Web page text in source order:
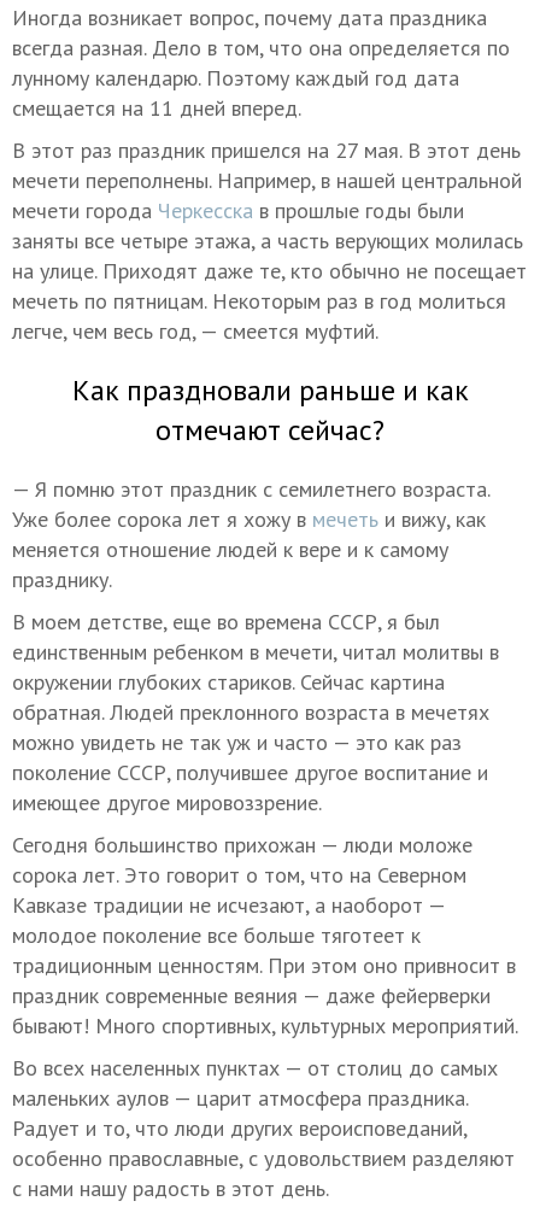
Иногда возникает вопрос, почему дата праздника
всегда разная. Дело в том, что она определяется по
лунному календарю. Поэтому каждый год дата
смещается на 11 дней вперед.
В этот раз праздник пришелся на 27 мая. В этот день
мечети переполнены. Например, в нашей центральной
мечети города Черкесска в прошлые годы были
заняты все четыре этажа, а часть верующих молилась
на улице. Приходят даже те, кто обычно не посещает
мечеть по пятницам. Некоторым раз в год молиться
легче, чем весь год, — смеется муфтий.
Как праздновали раньше и как
отмечают сейчас?
— Я помню этот праздник с семилетнего возраста.
Уже более сорока лет я хожу в мечеть и вижу, как
меняется отношение людей к вере и к самому
празднику.
В моем детстве, еще во времена СССР, я был
единственным ребенком в мечети, читал молитвы в
окружении глубоких стариков. Сейчас картина
обратная. Людей преклонного возраста в мечетях
можно увидеть не так уж и часто — это как раз
поколение СССР, получившее другое воспитание и
имеющее другое мировоззрение.
Сегодня большинство прихожан — люди моложе
сорока лет. Это говорит о том, что на Северном
Кавказе традиции не исчезают, а наоборот —
молодое поколение все больше тяготеет к
традиционным ценностям. При этом оно привносит в
праздник современные веяния — даже фейерверки
бывают! Много спортивных, культурных мероприятий.
Во всех населенных пунктах — от столиц до самых
маленьких аулов — царит атмосфера праздника.
Радует и то, что люди других вероисповеданий,
особенно православные, с удовольствием разделяют
с нами нашу радость в этот день.